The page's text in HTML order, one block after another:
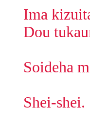
Ima
Dou
Soideha
Shei-shei.